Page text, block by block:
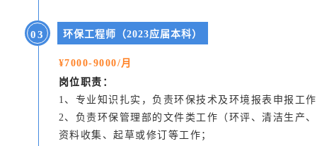
03 环保工程师（2023应届本科）
¥7000-9000/月
岗位职责：
1、专业知识扎实，负责环保技术及环境报表申报工
2、负责环保管理部的文件类工作（环评、清洁生产
资料收集、起草或修订等工作；